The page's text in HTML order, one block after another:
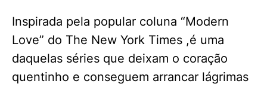
Inspirada pela popular coluna “Modern
Love” do The New York Times ,é uma
daquelas séries que deixam o coração
quentinho e conseguem arrancar lágrimas